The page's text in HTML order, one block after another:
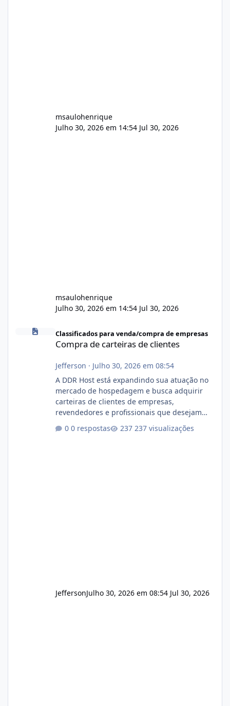
msaulohenrique
Julho 30, 2026 em 14:54 Jul 30, 2026
msaulohenrique
Julho 30, 2026 em 14:54 Jul 30, 2026
Compra de carteiras de clientes
Classificados para venda/compra de empresas
Compra de carteiras de clientes
Jefferson · Julho 30, 2026 em 08:54
A DDR Host está expandindo sua atuação no
mercado de hospedagem e busca adquirir
carteiras de clientes de empresas,
revendedores e profissionais que desejam
encerrar suas atividades ou reduzir sua
operação. Se você possui clientes ativos de
0 respostas 237 visualizações
JeffersonJulho 30, 2026 em 08:54 Jul 30, 2026